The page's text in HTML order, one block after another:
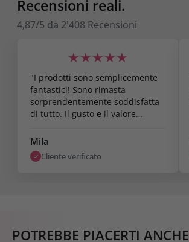
Recensioni reali.
4,87/5 da 2'408 Recensioni
★★★★★
"I prodotti sono semplicemente
fantastici! Sono rimasta
sorprendentemente soddisfatta
di tutto. Il gusto e il valore
risultati sono già visibili dopo
una settimana. Sono super
soddisfatta."
Mila
Cliente verificato
POTREBBE PIACERTI ANCHE